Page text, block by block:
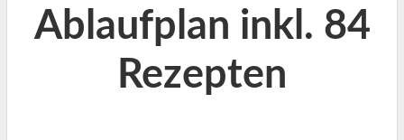
Ablaufplan inkl. 84
Rezepten